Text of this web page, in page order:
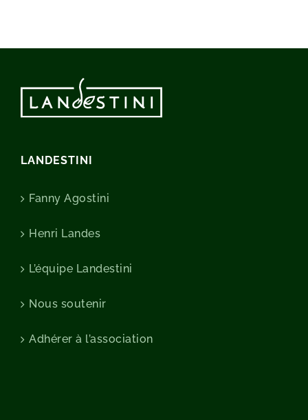
LANDESTINI
Fanny Agostini
Henri Landes
L’équipe Landestini
Nous soutenir
Adhérer à l’association